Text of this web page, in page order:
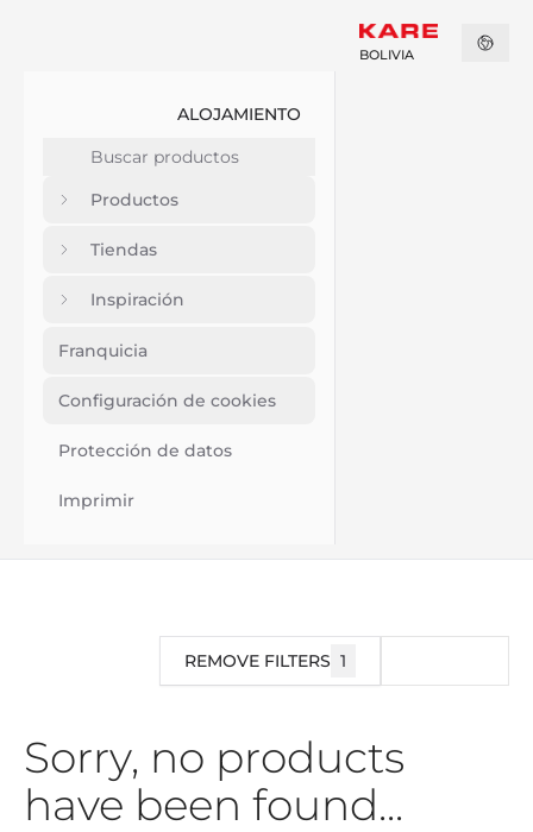
ALOJAMIENTO
Productos
Tiendas
Inspiración
Franquicia
Configuración de cookies
Protección de datos
Imprimir
BOLIVIA
REMOVE FILTERS 1
Sorry, no products
have been found...